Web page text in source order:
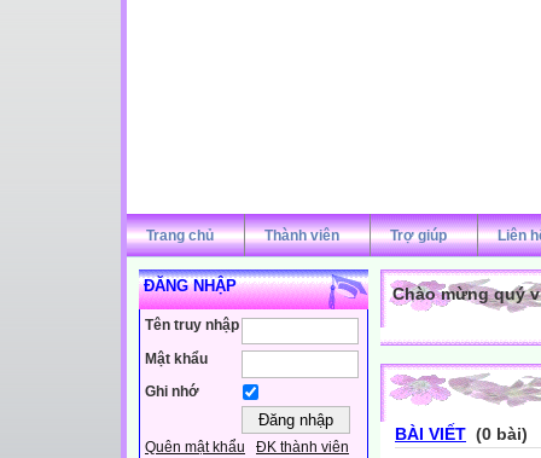
Trang chủ Thành viên Trợ giúp Liên
ĐĂNG NHẬP
Tên truy nhập
Mật khẩu
Ghi nhớ
Quên mật khẩu ĐK thành viên
Chào mừng quý
BÀI VIẾT (0 bài)